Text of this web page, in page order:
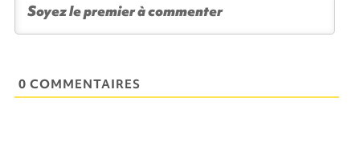
0 COMMENTAIRES